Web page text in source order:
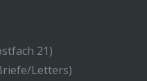
21)
Letters)